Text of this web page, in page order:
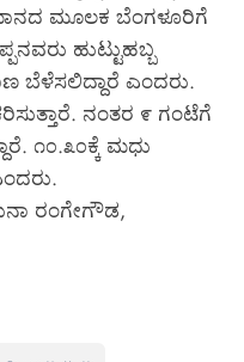
ಮೂಲಕ ಬೆಂಗಳೂರಿಗೆ
ಹುಟ್ಟುಹಬ್ಬ
ಬೆಳೆಸಲಿದ್ದಾರೆ ಎಂದರು.
ನಂತರ ೯ ಗಂಟೆಗೆ
೧೦.೩೦ಕ್ಕೆ ಮಧು
ರಂಗೇಗೌಡ,